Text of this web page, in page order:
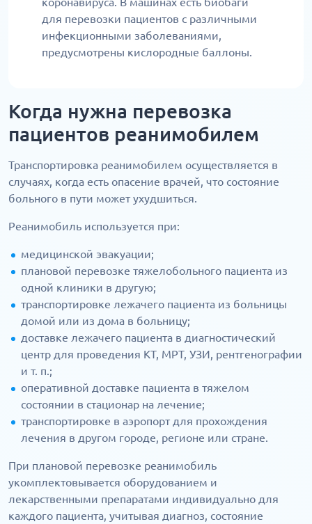
для перевозки пациентов с различными
инфекционными заболеваниями,
предусмотрены кислородные баллоны.
Когда нужна перевозка
пациентов реанимобилем
Транспортировка реанимобилем осуществляется в
случаях, когда есть опасение врачей, что состояние
больного в пути может ухудшиться.
Реанимобиль используется при:
медицинской эвакуации;
плановой перевозке тяжелобольного пациента из
одной клиники в другую;
транспортировке лежачего пациента из больницы
домой или из дома в больницу;
доставке лежачего пациента в диагностический
центр для проведения КТ, МРТ, УЗИ, рентгенографии
и т. п.;
оперативной доставке пациента в тяжелом
состоянии в стационар на лечение;
транспортировке в аэропорт для прохождения
лечения в другом городе, регионе или стране.
При плановой перевозке реанимобиль
укомплектовывается оборудованием и
лекарственными препаратами индивидуально для
каждого пациента, учитывая диагноз, состояние